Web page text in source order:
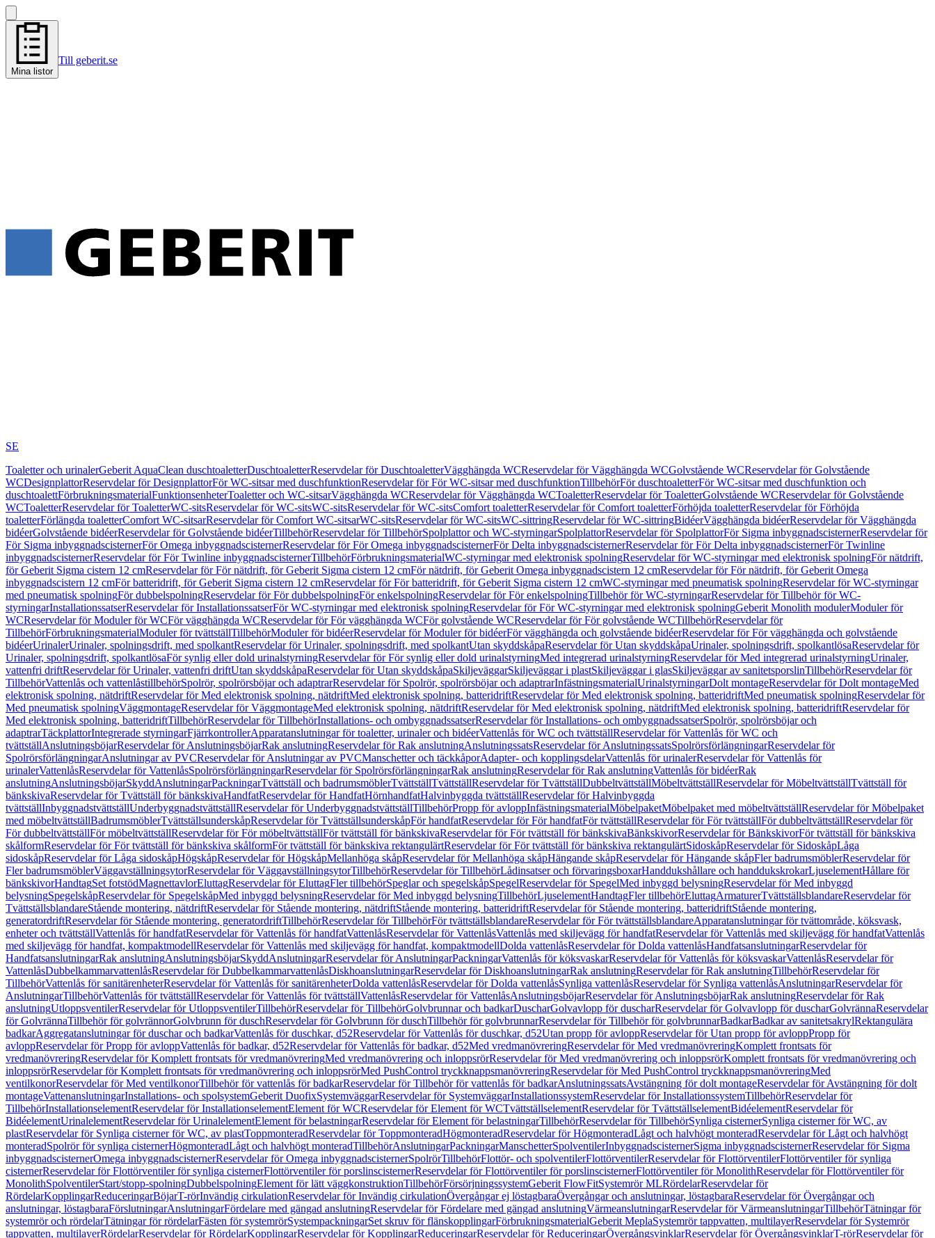
Mina listor
Till geberit.se
SE
Toaletter och urinalerGeberit AquaClean duschtoaletterDuschtoaletterReservdelar för DuschtoaletterVägghängda WCReservdelar för Vägghängda WCGolvstående WCReservdelar för Golvstående
WCDesignplattorReservdelar för DesignplattorFör WC-sitsar med duschfunktionReservdelar för För WC-sitsar med duschfunktionTillbehörFör duschtoaletterFör WC-sitsar med duschfunktion och
duschtoalettFörbrukningsmaterialFunktionsenheterToaletter och WC-sitsarVägghängda WCReservdelar för Vägghängda WCToaletterReservdelar för ToaletterGolvstående WCReservdelar för Golvstående
WCToaletterReservdelar för ToaletterWC-sitsReservdelar för WC-sitsWC-sitsReservdelar för WC-sitsComfort toaletterReservdelar för Comfort toaletterFörhöjda toaletterReservdelar för Förhöjda
toaletterFörlängda toaletterComfort WC-sitsarReservdelar för Comfort WC-sitsarWC-sitsReservdelar för WC-sitsWC-sittringReservdelar för WC-sittringBidéerVägghängda bidéerReservdelar för Vägghängda
bidéerGolvstående bidéerReservdelar för Golvstående bidéerTillbehörReservdelar för TillbehörSpolplattor och WC-styrningarSpolplattorReservdelar för SpolplattorFör Sigma inbyggnadscisternerReservdelar för
För Sigma inbyggnadscisternerFör Omega inbyggnadscisternerReservdelar för För Omega inbyggnadscisternerFör Delta inbyggnadscisternerReservdelar för För Delta inbyggnadscisternerFör Twinline
inbyggnadscisternerReservdelar för För Twinline inbyggnadscisternerTillbehörFörbrukningsmaterialWC-styrningar med elektronisk spolningReservdelar för WC-styrningar med elektronisk spolningFör nätdrift,
för Geberit Sigma cistern 12 cmReservdelar för För nätdrift, för Geberit Sigma cistern 12 cmFör nätdrift, för Geberit Omega inbyggnadscistern 12 cmReservdelar för För nätdrift, för Geberit Omega
inbyggnadscistern 12 cmFör batteridrift, för Geberit Sigma cistern 12 cmReservdelar för För batteridrift, för Geberit Sigma cistern 12 cmWC-styrningar med pneumatisk spolningReservdelar för WC-styrningar
med pneumatisk spolningFör dubbelspolningReservdelar för För dubbelspolningFör enkelspolningReservdelar för För enkelspolningTillbehör för WC-styrningarReservdelar för Tillbehör för WC-
styrningarInstallationssatserReservdelar för InstallationssatserFör WC-styrningar med elektronisk spolningReservdelar för För WC-styrningar med elektronisk spolningGeberit Monolith modulerModuler för
WCReservdelar för Moduler för WCFör vägghängda WCReservdelar för För vägghängda WCFör golvstående WCReservdelar för För golvstående WCTillbehörReservdelar för
TillbehörFörbrukningsmaterialModuler för tvättställTillbehörModuler för bidéerReservdelar för Moduler för bidéerFör vägghängda och golvstående bidéerReservdelar för För vägghängda och golvstående
bidéerUrinalerUrinaler, spolningsdrift, med spolkantReservdelar för Urinaler, spolningsdrift, med spolkantUtan skyddskåpaReservdelar för Utan skyddskåpaUrinaler, spolningsdrift, spolkantlösaReservdelar för
Urinaler, spolningsdrift, spolkantlösaFör synlig eller dold urinalstyrningReservdelar för För synlig eller dold urinalstyrningMed integrerad urinalstyrningReservdelar för Med integrerad urinalstyrningUrinaler,
vattenfri driftReservdelar för Urinaler, vattenfri driftUtan skyddskåpaReservdelar för Utan skyddskåpaSkiljeväggarSkiljeväggar i plastSkiljeväggar i glasSkiljeväggar av sanitetsporslinTillbehörReservdelar för
TillbehörVattenlås och vattenlåstillbehörSpolrör, spolrörsböjar och adaptrarReservdelar för Spolrör, spolrörsböjar och adaptrarInfästningsmaterialUrinalstyrningarDolt montageReservdelar för Dolt montageMed
elektronisk spolning, nätdriftReservdelar för Med elektronisk spolning, nätdriftMed elektronisk spolning, batteridriftReservdelar för Med elektronisk spolning, batteridriftMed pneumatisk spolningReservdelar för
Med pneumatisk spolningVäggmontageReservdelar för VäggmontageMed elektronisk spolning, nätdriftReservdelar för Med elektronisk spolning, nätdriftMed elektronisk spolning, batteridriftReservdelar för
Med elektronisk spolning, batteridriftTillbehörReservdelar för TillbehörInstallations- och ombyggnadssatserReservdelar för Installations- och ombyggnadssatserSpolrör, spolrörsböjar och
adaptrarTäckplattorIntegrerade styrningarFjärrkontrollerApparatanslutningar för toaletter, urinaler och bidéerVattenlås för WC och tvättställReservdelar för Vattenlås för WC och
tvättställAnslutningsböjarReservdelar för AnslutningsböjarRak anslutningReservdelar för Rak anslutningAnslutningssatsReservdelar för AnslutningssatsSpolrörsförlängningarReservdelar för
SpolrörsförlängningarAnslutningar av PVCReservdelar för Anslutningar av PVCManschetter och täckkåporAdapter- och kopplingsdelarVattenlås för urinalerReservdelar för Vattenlås för
urinalerVattenlåsReservdelar för VattenlåsSpolrörsförlängningarReservdelar för SpolrörsförlängningarRak anslutningReservdelar för Rak anslutningVattenlås för bidéerRak
anslutningAnslutningsböjarSkyddAnslutningarPackningarTvättställ och badrumsmöblerTvättställTvättställReservdelar för TvättställDubbeltvättställMöbeltvättställReservdelar för MöbeltvättställTvättställ för
bänkskivaReservdelar för Tvättställ för bänkskivaHandfatReservdelar för HandfatHörnhandfatHalvinbyggda tvättställReservdelar för Halvinbyggda
tvättställInbyggnadstvättställUnderbyggnadstvättställReservdelar för UnderbyggnadstvättställTillbehörPropp för avloppInfästningsmaterialMöbelpaketMöbelpaket med möbeltvättställReservdelar för Möbelpaket
med möbeltvättställBadrumsmöblerTvättställsunderskåpReservdelar för TvättställsunderskåpFör handfatReservdelar för För handfatFör tvättställReservdelar för För tvättställFör dubbeltvättställReservdelar för
För dubbeltvättställFör möbeltvättställReservdelar för För möbeltvättställFör tvättställ för bänkskivaReservdelar för För tvättställ för bänkskivaBänkskivorReservdelar för BänkskivorFör tvättställ för bänkskiva
skålformReservdelar för För tvättställ för bänkskiva skålformFör tvättställ för bänkskiva rektangulärtReservdelar för För tvättställ för bänkskiva rektangulärtSidoskåpReservdelar för SidoskåpLåga
sidoskåpReservdelar för Låga sidoskåpHögskåpReservdelar för HögskåpMellanhöga skåpReservdelar för Mellanhöga skåpHängande skåpReservdelar för Hängande skåpFler badrumsmöblerReservdelar för
Fler badrumsmöblerVäggavställningsytorReservdelar för VäggavställningsytorTillbehörReservdelar för TillbehörLådinsatser och förvaringsboxarHanddukshållare och handdukskrokarLjuselementHållare för
bänkskivorHandtagSet fotstödMagnettavlorEluttagReservdelar för EluttagFler tillbehörSpeglar och spegelskåpSpegelReservdelar för SpegelMed inbyggd belysningReservdelar för Med inbyggd
belysningSpegelskåpReservdelar för SpegelskåpMed inbyggd belysningReservdelar för Med inbyggd belysningTillbehörLjuselementHandtagFler tillbehörEluttagArmaturerTvättställsblandareReservdelar för
TvättställsblandareStående montering, nätdriftReservdelar för Stående montering, nätdriftStående montering, batteridriftReservdelar för Stående montering, batteridriftStående montering,
generatordriftReservdelar för Stående montering, generatordriftTillbehörReservdelar för TillbehörFör tvättställsblandareReservdelar för För tvättställsblandareApparatanslutningar för tvättområde, köksvask,
enheter och tvättställVattenlås för handfatReservdelar för Vattenlås för handfatVattenlåsReservdelar för VattenlåsVattenlås med skiljevägg för handfatReservdelar för Vattenlås med skiljevägg för handfatVattenlås
med skiljevägg för handfat, kompaktmodellReservdelar för Vattenlås med skiljevägg för handfat, kompaktmodellDolda vattenlåsReservdelar för Dolda vattenlåsHandfatsanslutningarReservdelar för
HandfatsanslutningarRak anslutningAnslutningsböjarSkyddAnslutningarReservdelar för AnslutningarPackningarVattenlås för köksvaskarReservdelar för Vattenlås för köksvaskarVattenlåsReservdelar för
VattenlåsDubbelkammarvattenlåsReservdelar för DubbelkammarvattenlåsDiskhoanslutningarReservdelar för DiskhoanslutningarRak anslutningReservdelar för Rak anslutningTillbehörReservdelar för
TillbehörVattenlås för sanitärenheterReservdelar för Vattenlås för sanitärenheterDolda vattenlåsReservdelar för Dolda vattenlåsSynliga vattenlåsReservdelar för Synliga vattenlåsAnslutningarReservdelar för
AnslutningarTillbehörVattenlås för tvättställReservdelar för Vattenlås för tvättställVattenlåsReservdelar för VattenlåsAnslutningsböjarReservdelar för AnslutningsböjarRak anslutningReservdelar för Rak
anslutningUtloppsventilerReservdelar för UtloppsventilerTillbehörReservdelar för TillbehörGolvbrunnar och badkarDuscharGolvavlopp för duscharReservdelar för Golvavlopp för duscharGolvrännaReservdelar
för GolvrännaTillbehör för golvrännorGolvbrunn för duschReservdelar för Golvbrunn för duschTillbehör för golvbrunnarReservdelar för Tillbehör för golvbrunnarBadkarBadkar av sanitetsakrylRektangulära
badkarAggregatanslutningar för duschar och badkarVattenlås för duschkar, d52Reservdelar för Vattenlås för duschkar, d52Utan propp för avloppReservdelar för Utan propp för avloppPropp för
avloppReservdelar för Propp för avloppVattenlås för badkar, d52Reservdelar för Vattenlås för badkar, d52Med vredmanövreringReservdelar för Med vredmanövreringKomplett frontsats för
vredmanövreringReservdelar för Komplett frontsats för vredmanövreringMed vredmanövrering och inloppsrörReservdelar för Med vredmanövrering och inloppsrörKomplett frontsats för vredmanövrering och
inloppsrörReservdelar för Komplett frontsats för vredmanövrering och inloppsrörMed PushControl tryckknappsmanövreringReservdelar för Med PushControl tryckknappsmanövreringMed
ventilkonorReservdelar för Med ventilkonorTillbehör för vattenlås för badkarReservdelar för Tillbehör för vattenlås för badkarAnslutningssatsAvstängning för dolt montageReservdelar för Avstängning för dolt
montageVattenanslutningarInstallations- och spolsystemGeberit DuofixSystemväggarReservdelar för SystemväggarInstallationssystemReservdelar för InstallationssystemTillbehörReservdelar för
TillbehörInstallationselementReservdelar för InstallationselementElement för WCReservdelar för Element för WCTvättställselementReservdelar för TvättställselementBidéelementReservdelar för
BidéelementUrinalelementReservdelar för UrinalelementElement för belastningarReservdelar för Element för belastningarTillbehörReservdelar för TillbehörSynliga cisternerSynliga cisterner för WC, av
plastReservdelar för Synliga cisterner för WC, av plastToppmonteradReservdelar för ToppmonteradHögmonteradReservdelar för HögmonteradLågt och halvhögt monteradReservdelar för Lågt och halvhögt
monteradSpolrör för synliga cisternerHögmonteradLågt och halvhögt monteradTillbehörAnslutningarPackningarManschetterSpolventilerInbyggnadscisternerSigma inbyggnadscisternerReservdelar för Sigma
inbyggnadscisternerOmega inbyggnadscisternerReservdelar för Omega inbyggnadscisternerSpolrörTillbehörFlottör- och spolventilerFlottörventilerReservdelar för FlottörventilerFlottörventiler för synliga
cisternerReservdelar för Flottörventiler för synliga cisternerFlottörventiler för porslinscisternerReservdelar för Flottörventiler för porslinscisternerFlottörventiler för MonolithReservdelar för Flottörventiler för
MonolithSpolventilerStart/stopp-spolningDubbelspolningElement för lätt väggkonstruktionTillbehörFörsörjningssystemGeberit FlowFitSystemrör MLRördelarReservdelar för
RördelarKopplingarReduceringarBöjarT-rörInvändig cirkulationReservdelar för Invändig cirkulationÖvergångar ej löstagbaraÖvergångar och anslutningar, löstagbaraReservdelar för Övergångar och
anslutningar, löstagbaraFörslutningarAnslutningarFördelare med gängad anslutningReservdelar för Fördelare med gängad anslutningVärmeanslutningarReservdelar för VärmeanslutningarTillbehörTätningar för
systemrör och rördelarTätningar för rördelarFästen för systemrörSystempackningarSet skruv för flänskopplingarFörbrukningsmaterialGeberit MeplaSystemrör tappvatten, multilayerReservdelar för Systemrör
tappvatten, multilayerRördelarReservdelar för RördelarKopplingarReservdelar för KopplingarReduceringarReservdelar för ReduceringarÖvergångsvinklarReservdelar för ÖvergångsvinklarT-rörReservdelar för